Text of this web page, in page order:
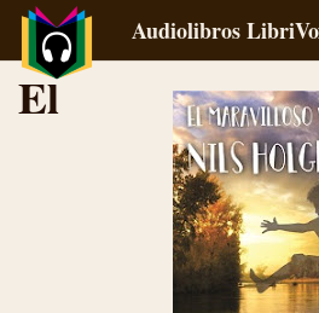
Audiolibros
El